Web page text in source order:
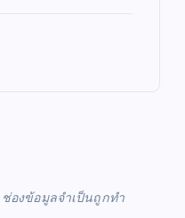
ช่องข้อมูลจำเป็นถูกทำ